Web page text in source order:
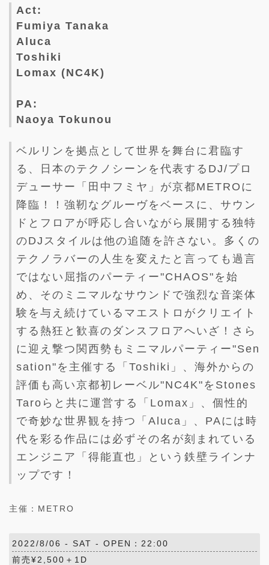
Act:
Fumiya Tanaka
Aluca
Toshiki
Lomax (NC4K)
PA:
Naoya Tokunou
ベルリンを拠点として世界を舞台に君臨す
る、日本のテクノシーンを代表するDJ/プロ
デューサー「田中フミヤ」が京都METROに
降臨！！強靭なグルーヴをベースに、サウン
ドとフロアが呼応し合いながら展開する独特
のDJスタイルは他の追随を許さない。多くの
テクノラバーの人生を変えたと言っても過言
ではない屈指のパーティー"CHAOS"を始
め、そのミニマルなサウンドで強烈な音楽体
験を与え続けているマエストロがクリエイト
する熱狂と歓喜のダンスフロアへいざ！さら
に迎え撃つ関西勢もミニマルパーティー"Sen
sation"を主催する「Toshiki」、海外からの
評価も高い京都初レーベル"NC4K"をStones
Taroらと共に運営する「Lomax」、個性的
で奇妙な世界観を持つ「Aluca」、PAには時
代を彩る作品には必ずその名が刻まれている
エンジニア「得能直也」という鉄壁ラインナ
ップです！
主催：METRO
2022/8/06 - SAT - OPEN：22:00
前売¥2,500＋1D